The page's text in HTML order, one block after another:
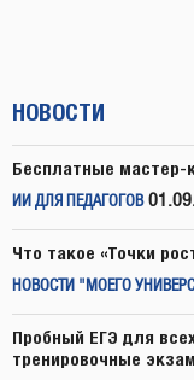
НОВОСТИ
Бесплатные мастер-
ИИ ДЛЯ ПЕДАГОГОВ
Что такое «Точки
НОВОСТИ "МОЕГО
Пробный ЕГЭ для
тренировочные